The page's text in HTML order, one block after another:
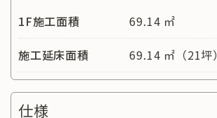
1F施工面積
69.14 ㎡
施工延床面積
69.14 ㎡（21坪）
仕様